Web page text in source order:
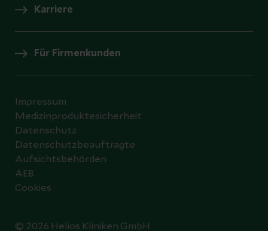
Karriere
Für Firmenkunden
© 2026 Helios Kliniken GmbH
Impressum
Medizinproduktesicherheit
Datenschutz
Datenschutzbeauftragte
Aufsichtsbehörden
AEB
Cookies